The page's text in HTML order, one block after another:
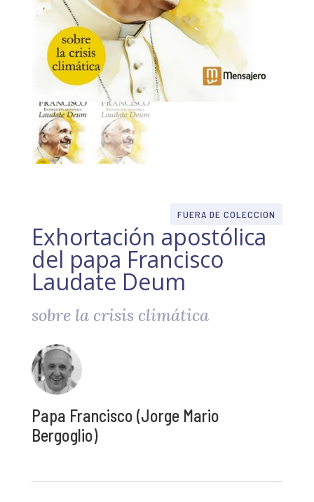
FUERA DE COLECCION
Exhortación apostólica
del papa Francisco
Laudate Deum
sobre la crisis climática
Papa Francisco (Jorge Mario
Bergoglio)